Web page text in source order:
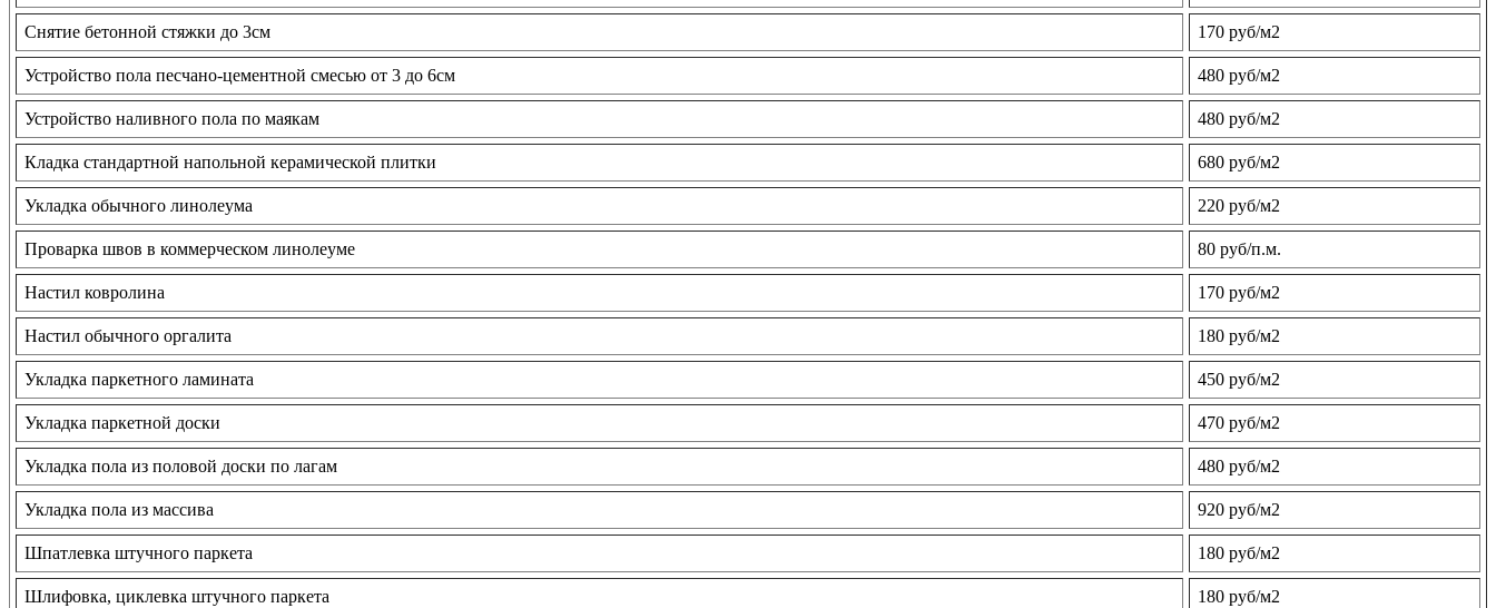
Снятие бетонной стяжки до 3см 170 руб/м2
Устройство пола песчано-цементной смесью от 3 до 6см 480 руб/м2
Устройство наливного пола по маякам 480 руб/м2
Кладка стандартной напольной керамической плитки 680 руб/м2
Укладка обычного линолеума 220 руб/м2
Проварка швов в коммерческом линолеуме 80 руб/п.м.
Настил ковролина 170 руб/м2
Настил обычного оргалита 180 руб/м2
Укладка паркетного ламината 450 руб/м2
Укладка паркетной доски 470 руб/м2
Укладка пола из половой доски по лагам 480 руб/м2
Укладка пола из массива 920 руб/м2
Шпатлевка штучного паркета 180 руб/м2
Шлифовка, циклевка штучного паркета 180 руб/м2